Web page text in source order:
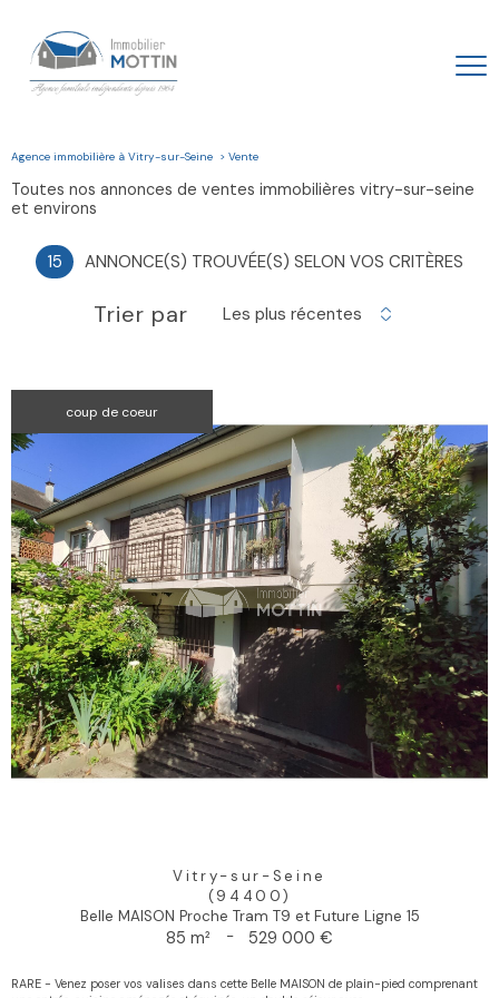
Agence immobilière à Vitry-sur-Seine Vente
toutes nos annonces de ventes immobilières vitry-sur-seine
et environs
15 ANNONCE(S) TROUVÉE(S) SELON VOS CRITÈRES
Trier par Les plus récentes
coup de coeur
Vitry-sur-Seine
(94400)
Belle MAISON Proche Tram T9 et Future Ligne 15
85 m² - 529 000 €
RARE - Venez poser vos valises dans cette Belle MAISON de plain-pied comprenant